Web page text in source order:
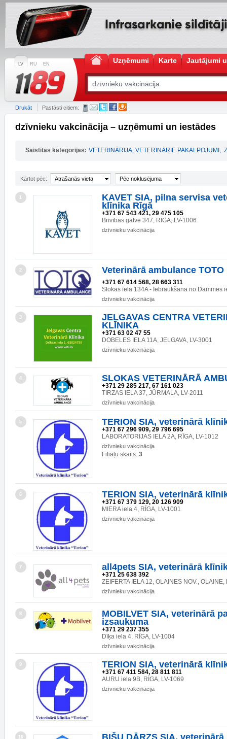
LV RU EN Uzņēmumi Karte Jautājumi
Drukāt Pastāsti citiem:
dzīvnieku vakcinācija – uzņēmumi un iestādes
Saistītās kategorijas: VETERINĀRIJA, VETERINĀRIE PAKALPOJUMI ,
Kārtot pēc: Atrašanās vieta Pēc noklusējuma
1
KAVET SIA, pilna servisa
klīnika Rīgā
+371 67 543 421, 29 475 105
Brīvības gatve 347, RĪGA, LV-1006
dzīvnieku vakcinācija
2 Veterinārā ambulance TOTO
+371 67 614 568, 28 663 311
Slokas iela 134A - Iebraukšana no Dammes
dzīvnieku vakcinācija
3
JELGAVAS CENTRA
KLĪNIKA
+371 63 02 47 55
DOBELES IELA 11A, JELGAVA, LV-3001
dzīvnieku vakcinācija
4 SLOKAS VETERINĀRĀ
+371 29 285 217, 67 161 023
TIRZAS IELA 37, JŪRMALA, LV-2011
dzīvnieku vakcinācija
5 TERION SIA, veterinārā
+371 67 296 909, 29 796 695
LABORATORIJAS IELA 2A, RĪGA, LV-1012
dzīvnieku vakcinācija
Filiāļu skaits: 3
6 TERION SIA, veterinārā
+371 67 379 129, 20 126 909
MIERA iela 4, RĪGA, LV-1001
dzīvnieku vakcinācija
7 all4pets SIA, veterinārā
+371 25 638 392
ZEIFERTA IELA 12, OLAINES NOV., OLAINE,
dzīvnieku vakcinācija
8
MOBILVET SIA, veterinārā
izsaukuma
+371 29 237 355
Dīķa iela 4, RĪGA, LV-1004
dzīvnieku vakcinācija
9 TERION SIA, veterinārā
+371 67 411 584, 28 811 811
AURU iela 9B, RĪGA, LV-1069
dzīvnieku vakcinācija
10 BIŠU DĀRZS SIA,